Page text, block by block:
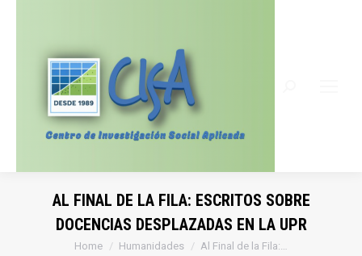
AL FINAL DE LA FILA: ESCRITOS SOBRE
DOCENCIAS DESPLAZADAS EN LA UPR
You are here:
Home Humanidades Al Final de la Fila:…